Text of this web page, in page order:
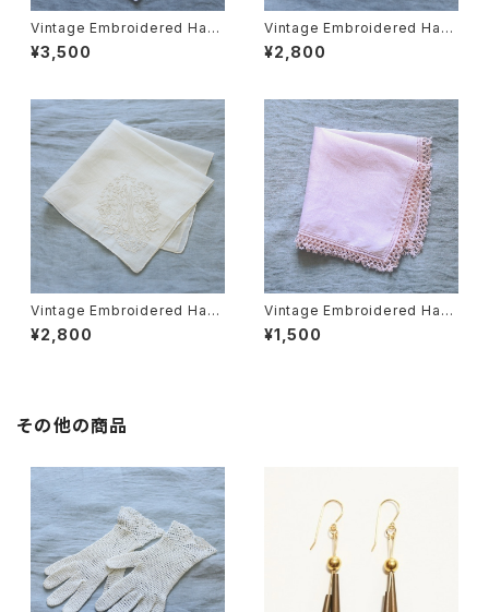
Vintage Embroidered Han
dkerchief 003・ヴィンテージ
刺繍ハンカチ 003 U.S.A
¥3,500
Vintage Embroidered Han
dkerchief 004・ヴィンテージ
刺繍ハンカチ 004 イニシャル
¥2,800
Vintage Embroidered Han
dkerchief 005・ヴィンテージ
刺繍ハンカチ 005 イニシャル
¥2,800
Vintage Embroidered Han
dkerchief 006・ヴィンテージ
¥1,500
その他の商品